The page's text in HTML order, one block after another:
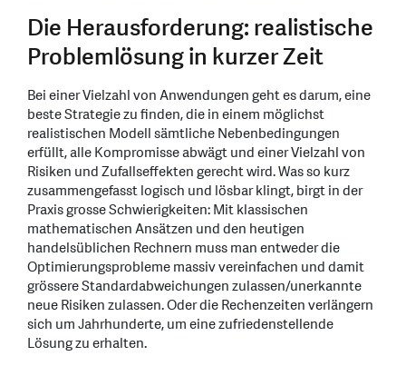
Die Herausforderung: realistische
Problemlösung in kurzer Zeit
Bei einer Vielzahl von Anwendungen geht es darum, eine
beste Strategie zu finden, die in einem möglichst
realistischen Modell sämtliche Nebenbedingungen
erfüllt, alle Kompromisse abwägt und einer Vielzahl von
Risiken und Zufallseffekten gerecht wird. Was so kurz
zusammengefasst logisch und lösbar klingt, birgt in der
Praxis grosse Schwierigkeiten: Mit klassischen
mathematischen Ansätzen und den heutigen
handelsüblichen Rechnern muss man entweder die
Optimierungsprobleme massiv vereinfachen und damit
grössere Standardabweichungen zulassen/unerkannte
neue Risiken zulassen. Oder die Rechenzeiten verlängern
sich um Jahrhunderte, um eine zufriedenstellende
Lösung zu erhalten.